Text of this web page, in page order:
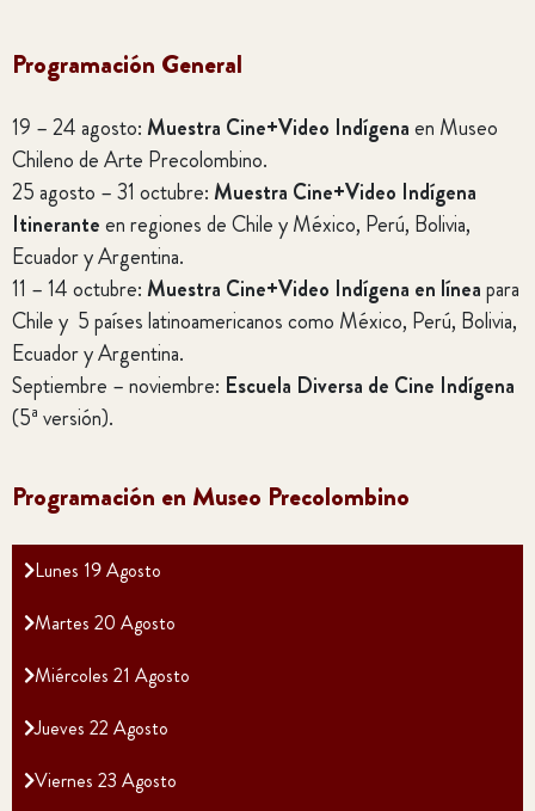
Programación General
19 – 24 agosto:Muestra Cine+Video Indígenaen Museo
Chileno de Arte Precolombino.
25 agosto – 31 octubre:Muestra Cine+Video Indígena
Itineranteen regiones de Chile y México, Perú, Bolivia,
Ecuador y Argentina.
11 – 14 octubre:Muestra Cine+Video Indígena en líneapara
Chile y 5 países latinoamericanos como México, Perú, Bolivia,
Ecuador y Argentina.
Septiembre – noviembre: Escuela Diversa de Cine Indígena
(5ª versión).
Programación en Museo Precolombino
Lunes 19 Agosto
Martes 20 Agosto
Miércoles 21 Agosto
Jueves 22 Agosto
Viernes 23 Agosto